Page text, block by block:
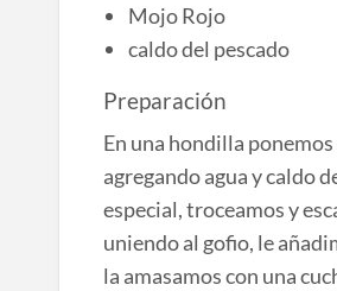
Mojo Rojo
caldo del pescado
Preparación
En una hondilla
agregando agua y caldo
especial, troceamos y
uniendo al gofio, le
la amasamos con una